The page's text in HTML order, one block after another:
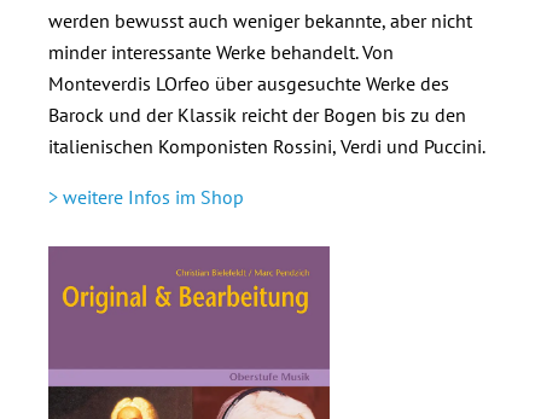
werden bewusst auch weniger bekannte, aber nicht
minder interessante Werke behandelt. Von
Monteverdis LOrfeo über ausgesuchte Werke des
Barock und der Klassik reicht der Bogen bis zu den
italienischen Komponisten Rossini, Verdi und Puccini.
> weitere Infos im Shop